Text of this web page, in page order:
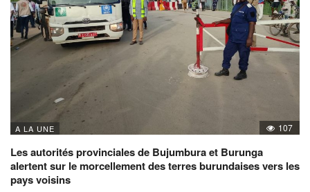
A LA UNE 107
Les autorités provinciales de Bujumbura et Burunga
alertent sur le morcellement des terres burundaises vers les
pays voisins